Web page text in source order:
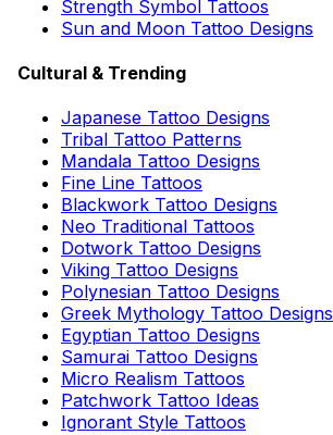
Strength Symbol Tattoos
Sun and Moon Tattoo Designs
Cultural & Trending
Japanese Tattoo Designs
Tribal Tattoo Patterns
Mandala Tattoo Designs
Fine Line Tattoos
Blackwork Tattoo Designs
Neo Traditional Tattoos
Dotwork Tattoo Designs
Viking Tattoo Designs
Polynesian Tattoo Designs
Greek Mythology Tattoo Designs
Egyptian Tattoo Designs
Samurai Tattoo Designs
Micro Realism Tattoos
Patchwork Tattoo Ideas
Ignorant Style Tattoos